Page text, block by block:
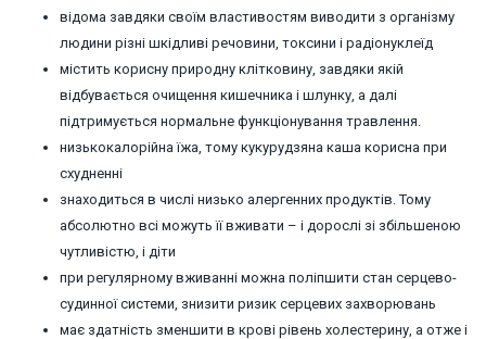
відома завдяки своїм властивостям виводити з організму
людини різні шкідливі речовини, токсини і радіонуклеїд
містить корисну природну клітковину, завдяки якій
відбувається очищення кишечника і шлунку, а далі
підтримується нормальне функціонування травлення.
низькокалорійна їжа, тому кукурудзяна каша корисна при
схудненні
знаходиться в числі низько алергенних продуктів. Тому
абсолютно всі можуть її вживати – і дорослі зі збільшеною
чутливістю, і діти
при регулярному вживанні можна поліпшити стан серцево-
судинної системи, знизити ризик серцевих захворювань
має здатність зменшити в крові рівень холестерину, а отже і